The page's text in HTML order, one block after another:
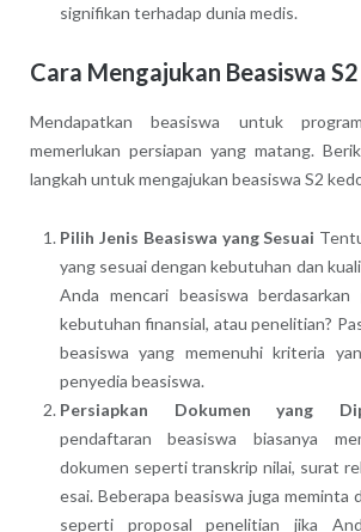
signifikan terhadap dunia medis.
Cara Mengajukan Beasiswa
Mendapatkan beasiswa untuk
memerlukan persiapan yang matang.
langkah untuk mengajukan beasiswa S2
Pilih Jenis Beasiswa yang Sesuai
yang sesuai dengan kebutuhan dan
Anda mencari beasiswa berdasarkan
kebutuhan finansial, atau penelitian?
beasiswa yang memenuhi kriteria
penyedia beasiswa.
Persiapkan Dokumen yang
pendaftaran beasiswa biasanya
dokumen seperti transkrip nilai, surat
esai. Beberapa beasiswa juga meminta
seperti proposal penelitian jika